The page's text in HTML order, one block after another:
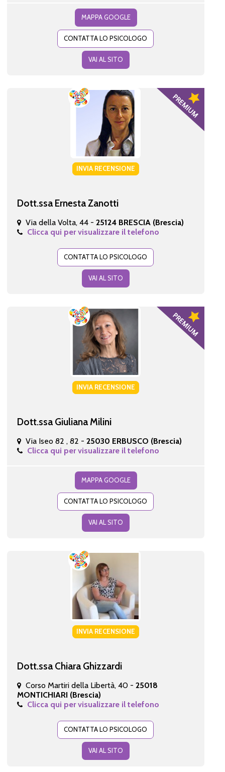
MAPPA GOOGLE
CONTATTA LO PSICOLOGO
VAI AL SITO
INVIA RECENSIONE
Dott.ssa Ernesta Zanotti
Via della Volta, 44 - 25124 BRESCIA (Brescia)
Clicca qui per visualizzare il telefono
CONTATTA LO PSICOLOGO
VAI AL SITO
INVIA RECENSIONE
Dott.ssa Giuliana Milini
Via Iseo 82 , 82 - 25030 ERBUSCO (Brescia)
Clicca qui per visualizzare il telefono
MAPPA GOOGLE
CONTATTA LO PSICOLOGO
VAI AL SITO
INVIA RECENSIONE
Dott.ssa Chiara Ghizzardi
Corso Martiri della Libertà, 40 - 25018
MONTICHIARI (Brescia)
Clicca qui per visualizzare il telefono
CONTATTA LO PSICOLOGO
VAI AL SITO